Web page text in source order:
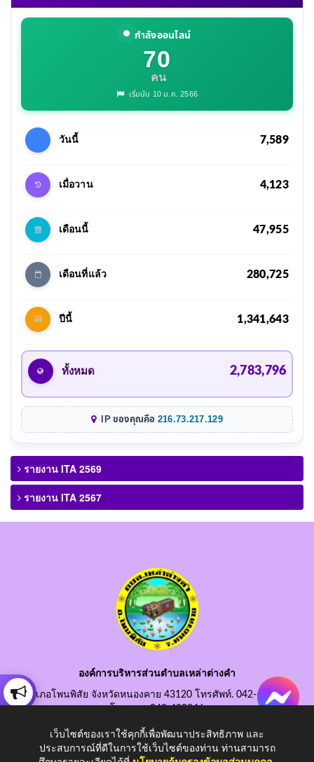
กำลังออนไลน์
70
คน
เริ่มนับ 10 ม.ค. 2566
วันนี้ 7,589
เมื่อวาน 4,123
เดือนนี้ 47,955
เดือนที่แล้ว 280,725
ปีนี้ 1,341,643
ทั้งหมด 2,783,796
IP ของคุณคือ 216.73.217.129
รายงาน ITA 2569
รายงาน ITA 2567
องค์การบริหารส่วนตำบลเหล่าต่างคำ
อำเภอโพนพิสัย จังหวัดหนองคาย 43120 โทรศัพท์. 042-490845
โทรสาร. 042-490846
อีเมลกลาง. saraban@laotangkham.go.th
เว็บไซต์ของเราใช้คุกกี้เพื่อพัฒนาประสิทธิภาพ และ
ประสบการณ์ที่ดีในการใช้เว็บไซต์ของท่าน ท่านสามารถ